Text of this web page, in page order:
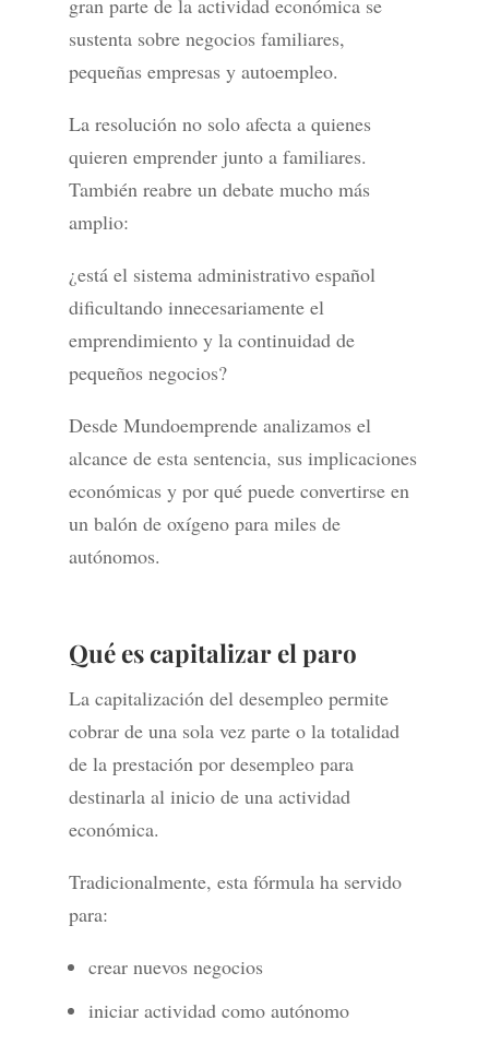
gran parte de la actividad económica se
sustenta sobre negocios familiares,
pequeñas empresas y autoempleo.
La resolución no solo afecta a quienes
quieren emprender junto a familiares.
También reabre un debate mucho más
amplio:
¿está el sistema administrativo español
dificultando innecesariamente el
emprendimiento y la continuidad de
pequeños negocios?
Desde Mundoemprende analizamos el
alcance de esta sentencia, sus implicaciones
económicas y por qué puede convertirse en
un balón de oxígeno para miles de
autónomos.
Qué es capitalizar el paro
La capitalización del desempleo permite
cobrar de una sola vez parte o la totalidad
de la prestación por desempleo para
destinarla al inicio de una actividad
económica.
Tradicionalmente, esta fórmula ha servido
para:
crear nuevos negocios
iniciar actividad como autónomo